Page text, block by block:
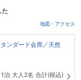
地図・アクセス
ンダード会席／天然
1泊 大人2名 合計(税込)